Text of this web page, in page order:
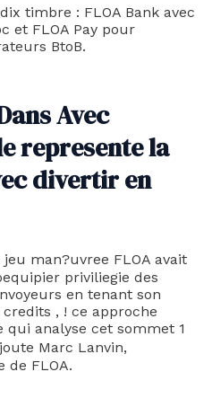
timbre : FLOA Bank avec
et FLOA Pay pour
BtoB.
Avec
represente la
divertir en
man?uvree FLOA avait
priviliegie des
en tenant son
, ! ce approche
qui analyse cet sommet 1
Marc Lanvin,
de FLOA.